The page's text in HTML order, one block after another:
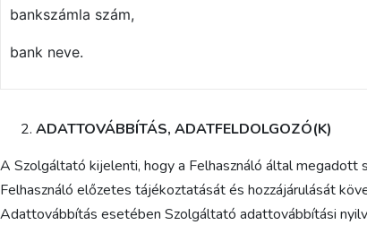
bankszámla szám,
bank neve.
ADATTOVÁBBÍTÁS, ADATFELDOLGOZÓ(K)
A Szolgáltató kijelenti, hogy a Felhasználó által megadott
Felhasználó előzetes tájékoztatását és hozzájárulását
Adattovábbítás esetében Szolgáltató adattovábbítási